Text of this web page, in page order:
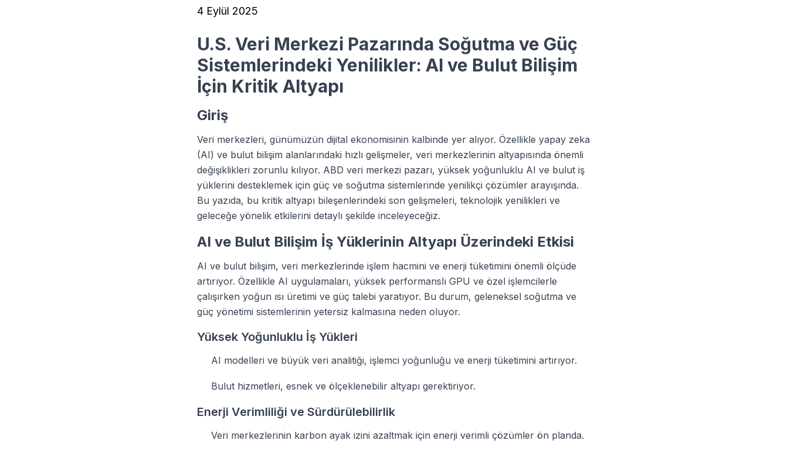
4 Eylül 2025
U.S. Veri Merkezi Pazarında Soğutma ve Güç
Sistemlerindeki Yenilikler: AI ve Bulut Bilişim
İçin Kritik Altyapı
Giriş
Veri merkezleri, günümüzün dijital ekonomisinin kalbinde yer alıyor. Özellikle yapay zeka
(AI) ve bulut bilişim alanlarındaki hızlı gelişmeler, veri merkezlerinin altyapısında önemli
değişiklikleri zorunlu kılıyor. ABD veri merkezi pazarı, yüksek yoğunluklu AI ve bulut iş
yüklerini desteklemek için güç ve soğutma sistemlerinde yenilikçi çözümler arayışında.
Bu yazıda, bu kritik altyapı bileşenlerindeki son gelişmeleri, teknolojik yenilikleri ve
geleceğe yönelik etkilerini detaylı şekilde inceleyeceğiz.
AI ve Bulut Bilişim İş Yüklerinin Altyapı Üzerindeki Etkisi
AI ve bulut bilişim, veri merkezlerinde işlem hacmini ve enerji tüketimini önemli ölçüde
artırıyor. Özellikle AI uygulamaları, yüksek performanslı GPU ve özel işlemcilerle
çalışırken yoğun ısı üretimi ve güç talebi yaratıyor. Bu durum, geleneksel soğutma ve
güç yönetimi sistemlerinin yetersiz kalmasına neden oluyor.
Yüksek Yoğunluklu İş Yükleri
AI modelleri ve büyük veri analitiği, işlemci yoğunluğu ve enerji tüketimini artırıyor.
Bulut hizmetleri, esnek ve ölçeklenebilir altyapı gerektiriyor.
Enerji Verimliliği ve Sürdürülebilirlik
Veri merkezlerinin karbon ayak izini azaltmak için enerji verimli çözümler ön planda.